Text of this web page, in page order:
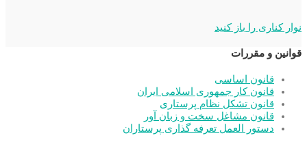
نوار کناری را باز کنید
قوانین و مقررات
قانون اساسی
قانون کار جمهوری اسلامی ایران
قانون تشکل نظام پرستاری
قانون مشاغل سخت و زبان آور
دستور العمل تعرفه گذاری پرستاران